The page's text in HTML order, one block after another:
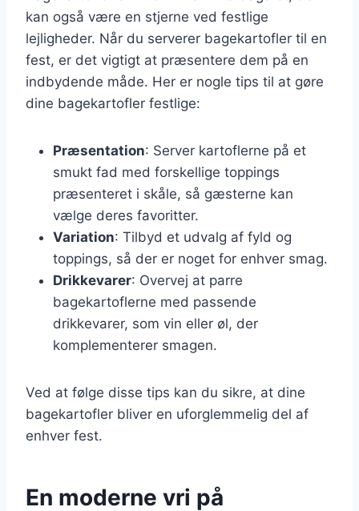
kan også være en stjerne ved festlige
lejligheder. Når du serverer bagekartofler til en
fest, er det vigtigt at præsentere dem på en
indbydende måde. Her er nogle tips til at gøre
dine bagekartofler festlige:
Præsentation: Server kartoflerne på et
smukt fad med forskellige toppings
præsenteret i skåle, så gæsterne kan
vælge deres favoritter.
Variation: Tilbyd et udvalg af fyld og
toppings, så der er noget for enhver smag.
Drikkevarer: Overvej at parre
bagekartoflerne med passende
drikkevarer, som vin eller øl, der
komplementerer smagen.
Ved at følge disse tips kan du sikre, at dine
bagekartofler bliver en uforglemmelig del af
enhver fest.
En moderne vri på